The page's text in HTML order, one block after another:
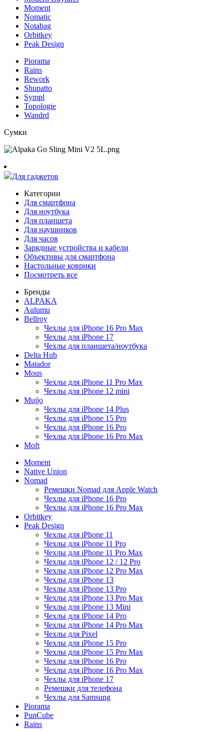
Moment
Nomatic
Notabag
Orbitkey
Peak Design
Piorama
Rains
Rework
Shupatto
Sympl
Topologie
Wandrd
Сумки
Для гаджетов
Категории
Для смартфона
Для ноутбука
Для планшета
Для наушников
Для часов
Зарядные устройства и кабели
Объективы для смартфона
Настольные коврики
Посмотреть все
Бренды
ALPAKA
Aulumu
Bellroy
Чехлы для iPhone 16 Pro Max
Чехлы для iPhone 17
Чехлы для планшета/ноутбука
Delta Hub
Matador
Mous
Чехлы для iPhone 11 Pro Max
Чехлы для iPhone 12 mini
Mujjo
Чехлы для iPhone 14 Plus
Чехлы для iPhone 15 Pro
Чехлы для iPhone 16 Pro
Чехлы для iPhone 16 Pro Max
Moft
Moment
Native Union
Nomad
Ремешки Nomad для Apple Watch
Чехлы для iPhone 16 Pro
Чехлы для iPhone 16 Pro Max
Orbitkey
Peak Design
Чехлы для iPhone 11
Чехлы для iPhone 11 Pro
Чехлы для iPhone 11 Pro Max
Чехлы для iPhone 12 / 12 Pro
Чехлы для iPhone 12 Pro Max
Чехлы для iPhone 13
Чехлы для iPhone 13 Pro
Чехлы для iPhone 13 Pro Max
Чехлы для iPhone 13 Mini
Чехлы для iPhone 14 Pro
Чехлы для iPhone 14 Pro Max
Чехлы для Pixel
Чехлы для iPhone 15 Pro
Чехлы для iPhone 15 Pro Max
Чехлы для iPhone 16 Pro
Чехлы для iPhone 16 Pro Max
Чехлы для iPhone 17
Ремешки для телефона
Чехлы для Samsung
Piorama
PunCube
Rains